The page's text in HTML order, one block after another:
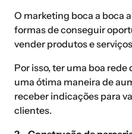
O marketing boca a boca
formas de conseguir
vender produtos e
Por isso, ter uma boa
uma ótima maneira de
receber indicações para
clientes.